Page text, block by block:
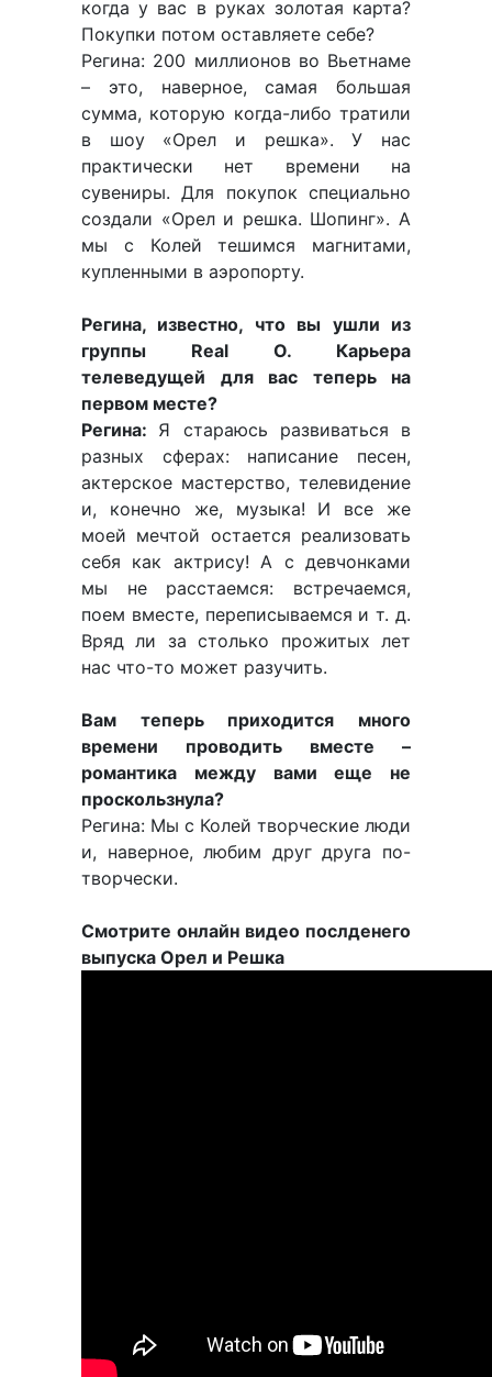
когда у вас в руках золотая карта?
Покупки потом оставляете себе?
Регина: 200 миллионов во Вьетнаме
– это, наверное, самая большая
сумма, которую когда-либо тратили
в шоу «Орел и решка». У нас
практически нет времени на
сувениры. Для покупок специально
создали «Орел и решка. Шопинг». А
мы с Колей тешимся магнитами,
купленными в аэропорту.
Регина, известно, что вы ушли из
группы Real O. Карьера
телеведущей для вас теперь на
первом месте?
Регина: Я стараюсь развиваться в
разных сферах: написание песен,
актерское мастерство, телевидение
и, конечно же, музыка! И все же
моей мечтой остается реализовать
себя как актрису! А с девчонками
мы не расстаемся: встречаемся,
поем вместе, переписываемся и т. д.
Вряд ли за столько прожитых лет
нас что-то может разучить.
Вам теперь приходится много
времени проводить вместе –
романтика между вами еще не
проскользнула?
Регина: Мы с Колей творческие люди
и, наверное, любим друг друга по-
творчески.
Смотрите онлайн видео послденего
выпуска Орел и Решка